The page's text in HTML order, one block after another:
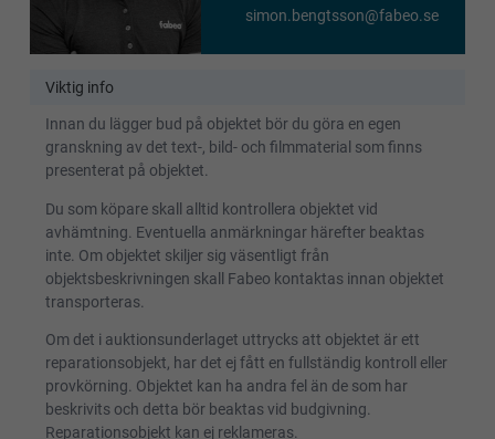
simon.bengtsson@fabeo.se
Viktig info
Innan du lägger bud på objektet bör du göra en egen
granskning av det text-, bild- och filmmaterial som finns
presenterat på objektet.
Du som köpare skall alltid kontrollera objektet vid
avhämtning. Eventuella anmärkningar härefter beaktas
inte. Om objektet skiljer sig väsentligt från
objektsbeskrivningen skall Fabeo kontaktas innan objektet
transporteras.
Om det i auktionsunderlaget uttrycks att objektet är ett
reparationsobjekt, har det ej fått en fullständig kontroll eller
provkörning. Objektet kan ha andra fel än de som har
beskrivits och detta bör beaktas vid budgivning.
Reparationsobjekt kan ej reklameras.